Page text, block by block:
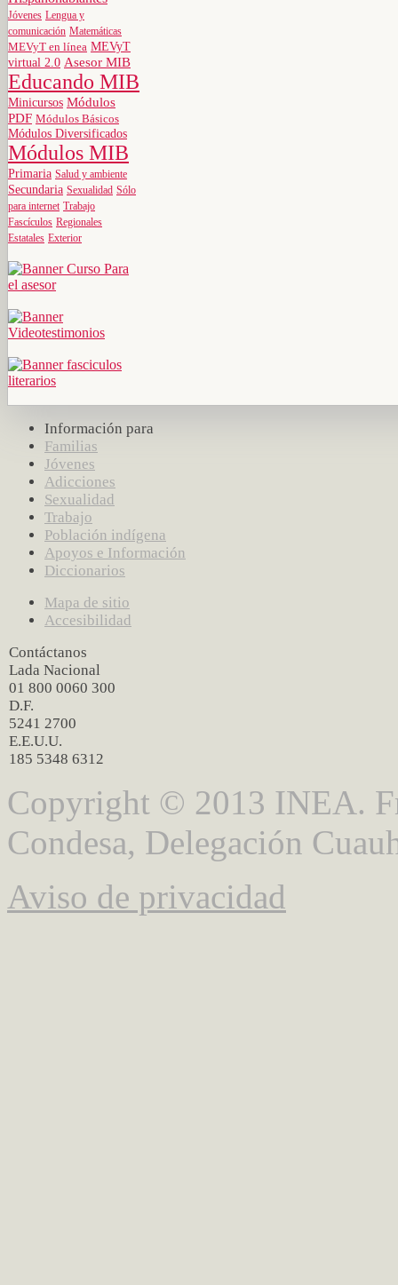
Jóvenes Lengua y
comunicación Matemáticas
MEVyT en línea MEVyT
virtual 2.0 Asesor MIB
Educando MIB
Minicursos Módulos
PDF Módulos Básicos
Módulos Diversificados
Módulos MIB
Primaria Salud y ambiente
Secundaria Sexualidad Sólo
para internet Trabajo
Fascículos Regionales
Estatales Exterior
Información para
Familias
Jóvenes
Adicciones
Sexualidad
Trabajo
Población indígena
Apoyos e Información
Diccionarios
Mapa de sitio
Accesibilidad
Contáctanos
Lada Nacional
01 800 0060 300
D.F.
5241 2700
E.E.U.U.
185 5348 6312
Copyright © 2013 INEA.
Condesa, Delegación
Aviso de privacidad